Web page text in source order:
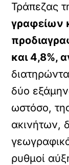
Τράπεζας
γραφείων
και 4,8%,
δύο
ωστόσο,
ακινήτων,
ρυθμοί